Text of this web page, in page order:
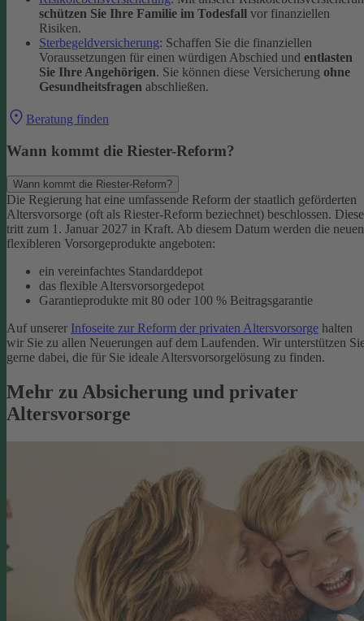
schützen Sie Ihre Familie im Todesfall vor finanziellen
Risiken.
Sterbegeldversicherung: Schaffen Sie die finanziellen
Voraussetzungen für einen würdigen Abschied und entlasten
Sie Ihre Angehörigen. Sie können diese Versicherung ohne
Gesundheitsfragen abschließen.
Beratung finden
Wann kommt die Riester-Reform?
Wann kommt die Riester-Reform?
Die Regierung hat eine umfassende Reform der staatlich geförderten
Altersvorsorge (oft als Riester-Reform beziechnet) beschlossen. Diese
tritt zum 1. Januar 2027 in Kraft. Ab diesem Datum werden die
flexibleren Vorsorgeprodukte angeboten:
ein vereinfachtes Standarddepot
das flexible Altersvorsorgedepot
Garantieprodukte mit 80 oder 100 % Beitragsgarantie
Auf unserer Infoseite zur Reform der privaten Altersvorsorge halten
wir Sie zu allen Neuerungen auf dem Laufenden. Wir unterstützen
gerne dabei, die für Sie ideale Altersvorsorgelösung zu finden.
Mehr zu Absicherung und privater
Altersvorsorge